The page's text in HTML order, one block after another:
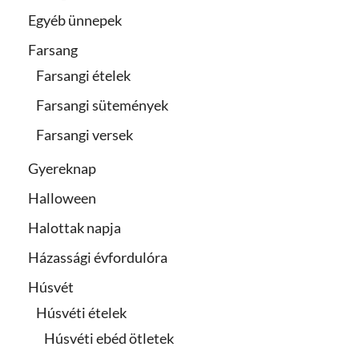
Egyéb ünnepek
Farsang
Farsangi ételek
Farsangi sütemények
Farsangi versek
Gyereknap
Halloween
Halottak napja
Házassági évfordulóra
Húsvét
Húsvéti ételek
Húsvéti ebéd ötletek